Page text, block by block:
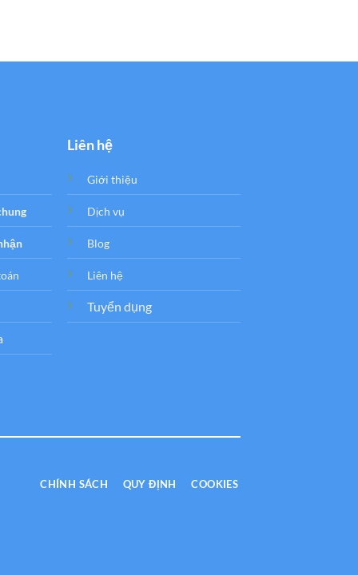
Liên hệ
Giới thiệu
Dịch vụ
Blog
Liên hệ
Tuyển dụng
CHÍNH SÁCH QUY ĐỊNH COOKIES